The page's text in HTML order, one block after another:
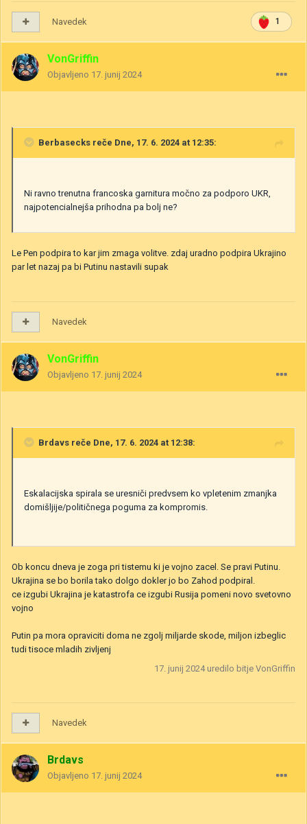
1
Navedek
VonGriffin
Objavljeno 17. junij 2024
Berbasecks reče Dne, 17. 6. 2024 at 12:35:
Ni ravno trenutna francoska garnitura močno za podporo UKR,
najpotencialnejša prihodna pa bolj ne?
Le Pen podpira to kar jim zmaga volitve. zdaj uradno podpira Ukrajino
par let nazaj pa bi Putinu nastavili supak
Navedek
VonGriffin
Objavljeno 17. junij 2024
Brdavs reče Dne, 17. 6. 2024 at 12:38:
Eskalacijska spirala se uresniči predvsem ko vpletenim zmanjka
domišljije/političnega poguma za kompromis.
Ob koncu dneva je zoga pri tistemu ki je vojno zacel. Se pravi Putinu.
Ukrajina se bo borila tako dolgo dokler jo bo Zahod podpiral.
ce izgubi Ukrajina je katastrofa ce izgubi Rusija pomeni novo svetovno
vojno
Putin pa mora opraviciti doma ne zgolj miljarde skode, miljon izbeglic
tudi tisoce mladih zivljenj
17. junij 2024uredilo bitje VonGriffin
Navedek
Brdavs
Objavljeno 17. junij 2024